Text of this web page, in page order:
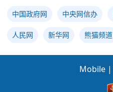
中国政府网 中央网信办
人民网 新华网 熊猫频道
Mobile |